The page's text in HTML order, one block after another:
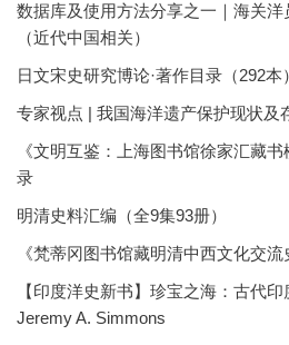
数据库及使用方法分享之一｜海关
（近代中国相关）
日文宋史研究博论·著作目录（292本）
专家视点 | 我国海洋遗产保护现状及
《文明互鉴：上海图书馆徐家汇藏
录
明清史料汇编（全9集93册）
《梵蒂冈图书馆藏明清中西文化交
【印度洋史新书】珍宝之海：古代
Jeremy A. Simmons